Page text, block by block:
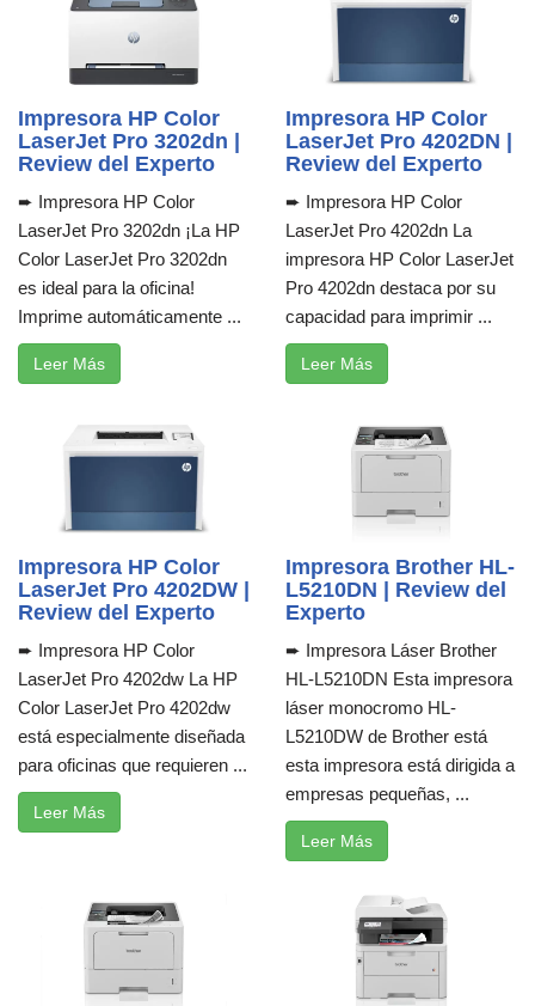
Impresora HP Color
LaserJet Pro 3202dn |
Review del Experto
➨ Impresora HP Color
LaserJet Pro 3202dn ¡La HP
Color LaserJet Pro 3202dn
es ideal para la oficina!
Imprime automáticamente ...
Leer Más
Impresora HP Color
LaserJet Pro 4202DN |
Review del Experto
➨ Impresora HP Color
LaserJet Pro 4202dn La
impresora HP Color LaserJet
Pro 4202dn destaca por su
capacidad para imprimir ...
Leer Más
Impresora HP Color
LaserJet Pro 4202DW |
Review del Experto
➨ Impresora HP Color
LaserJet Pro 4202dw La HP
Color LaserJet Pro 4202dw
está especialmente diseñada
para oficinas que requieren ...
Leer Más
Impresora Brother HL-
L5210DN | Review del
Experto
➨ Impresora Láser Brother
HL-L5210DN Esta impresora
láser monocromo HL-
L5210DW de Brother está
esta impresora está dirigida a
empresas pequeñas, ...
Leer Más